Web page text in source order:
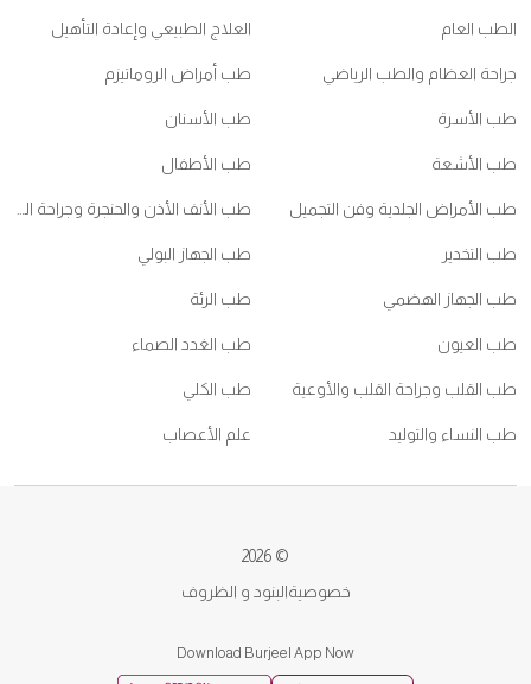
العام العلاج الطبيعي وإعادة التأهيل
العظام والطب الرياضي طب أمراض الروماتيزم
الأسرة طب الأسنان
الأشعة طب الأطفال
الأمراض الجلدية وفن التجميل طب الأنف الأذن والحنجرة وجراحة الرأس والعنق
التخدير طب الجهاز البولي
الجهاز الهضمي طب الرئة
العيون طب الغدد الصماء
القلب وجراحة القلب والأوعية طب الكلي
النساء والتوليد علم الأعصاب
خصوصيةالبنود و الظروف
Download Burjeel App Now